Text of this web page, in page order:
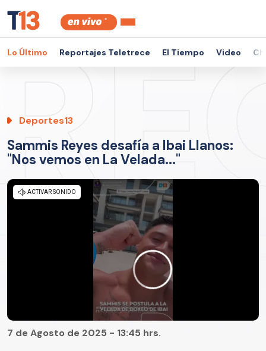
Lo Último Reportajes Teletrece El Tiempo Video
Deportes13
Sammis Reyes desafía a Ibai Llanos:
"Nos vemos en La Velada..."
7 de Agosto de 2025 - 13:45 hrs.